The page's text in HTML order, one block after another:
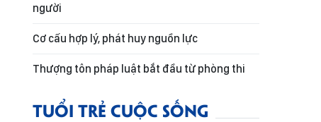
người
Cơ cấu hợp lý, phát huy nguồn lực
Thượng tôn pháp luật bắt đầu từ phòng thi
TUỔI TRẺ CUỘC SỐNG